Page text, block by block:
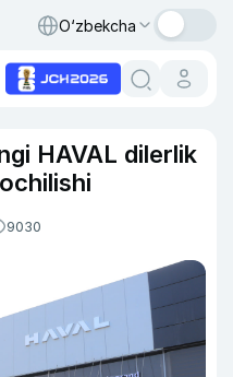
O‘zbekcha
HAVAL dilerlik
9030